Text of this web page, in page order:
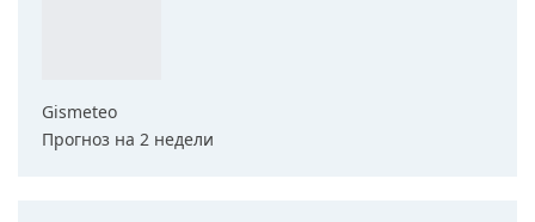
Gismeteo
Прогноз на 2 недели